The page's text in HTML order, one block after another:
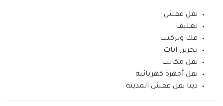
نقل عفش
تغليف
فك وتركيب
تخزين اثاث
نقل مكاتب
نقل أجهزة كهربائية
دينا نقل عفش المدينة